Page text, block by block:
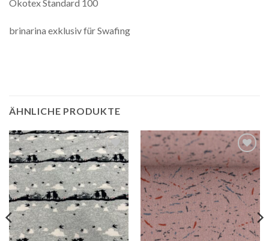
Ökotex Standard 100
brinarina exklusiv für Swafing
ÄHNLICHE PRODUKTE
Auf die
Wunschliste
Auf die
Wunschliste